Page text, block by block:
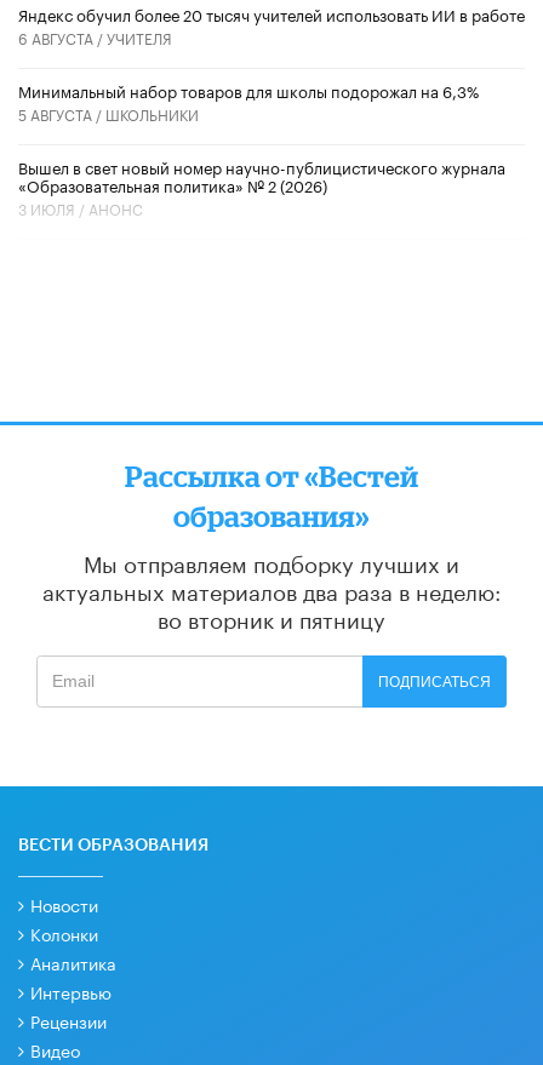
​Яндекс обучил более 20 тысяч учителей использовать ИИ в работе
6 АВГУСТА /УЧИТЕЛЯ
Минимальный набор товаров для школы подорожал на 6,3%
5 АВГУСТА / ШКОЛЬНИКИ
Вышел в свет новый номер научно-публицистического журнала
«Образовательная политика» № 2 (2026)
3 ИЮЛЯ / АНОНС
Рассылка от «Вестей
образования»
Мы отправляем подборку лучших и
актуальных материалов два раза в неделю:
во вторник и пятницу
ПОДПИСАТЬСЯ
ВЕСТИ ОБРАЗОВАНИЯ
Новости
Колонки
Аналитика
Интервью
Рецензии
Видео